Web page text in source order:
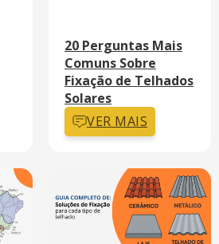
20 Perguntas Mais
Comuns Sobre
Fixação de Telhados
Solares
VER MAIS